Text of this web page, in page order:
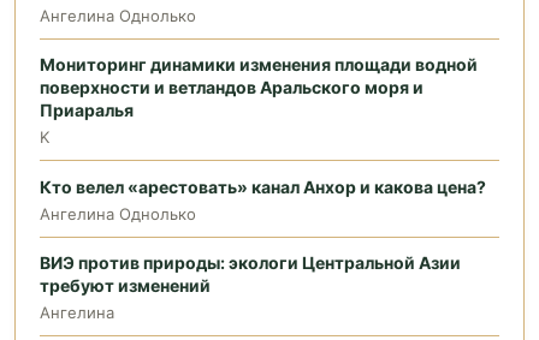
Ангелина Однолько
Мониторинг динамики изменения площади водной
поверхности и ветландов Аральского моря и
Приаралья
K
Кто велел «арестовать» канал Анхор и какова цена?
Ангелина Однолько
ВИЭ против природы: экологи Центральной Азии
требуют изменений
Ангелина